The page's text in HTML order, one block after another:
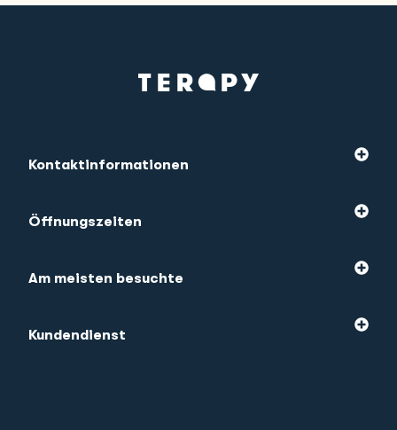
Kontaktinformationen
Öffnungszeiten
Am meisten besuchte
Kundendienst